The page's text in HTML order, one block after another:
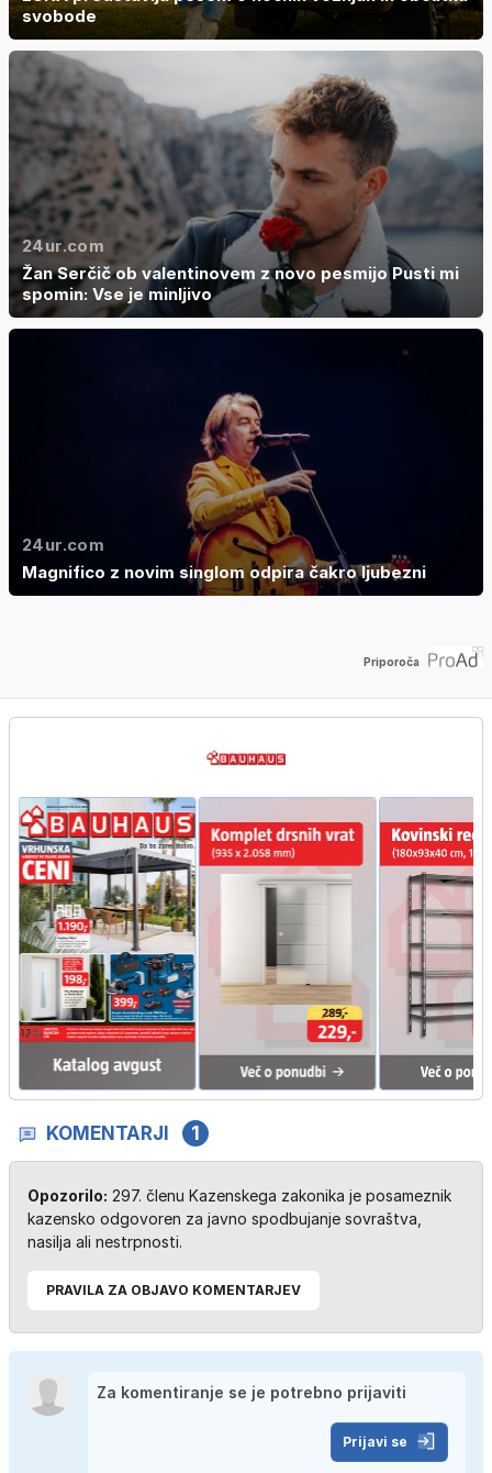
svobode
24ur.com
Žan Serčič ob valentinovem z novo pesmijo Pusti mi
spomin: Vse je minljivo
24ur.com
Magnifico z novim singlom odpira čakro ljubezni
Priporoča
KOMENTARJI 1
Opozorilo: 297. členu Kazenskega zakonika je posameznik
kazensko odgovoren za javno spodbujanje sovraštva,
nasilja ali nestrpnosti.
PRAVILA ZA OBJAVO KOMENTARJEV
Prijavi se